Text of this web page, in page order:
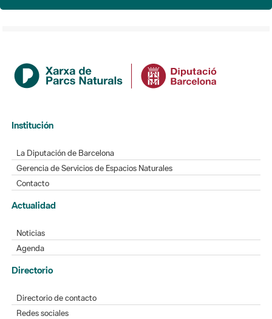
Institución
La Diputación de Barcelona
Gerencia de Servicios de Espacios Naturales
Contacto
Actualidad
Noticias
Agenda
Directorio
Directorio de contacto
Redes sociales